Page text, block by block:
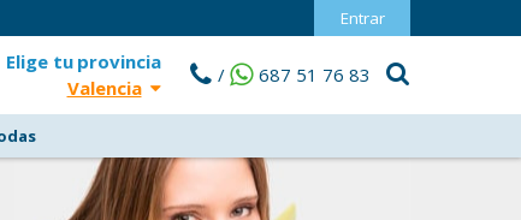
Entrar
Elige tu provincia
Valencia
/ 687 51 76 83